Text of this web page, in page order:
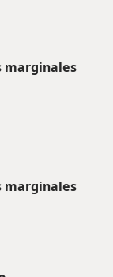
marginales
marginales